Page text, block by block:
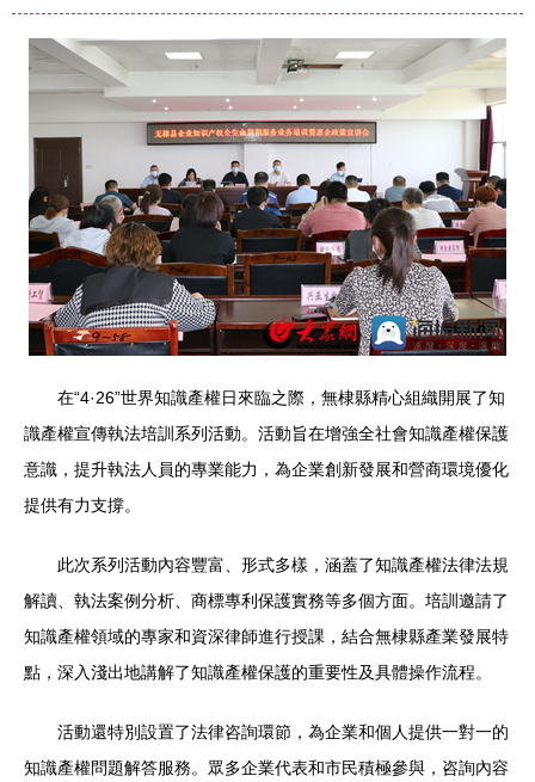
在“4·26”世界知識產權日來臨之際，無棣縣精心組織開展了知
識產權宣傳執法培訓系列活動。活動旨在增強全社會知識產權保護
意識，提升執法人員的專業能力，為企業創新發展和營商環境優化
提供有力支撐。
此次系列活動內容豐富、形式多樣，涵蓋了知識產權法律法規
解讀、執法案例分析、商標專利保護實務等多個方面。培訓邀請了
知識產權領域的專家和資深律師進行授課，結合無棣縣產業發展特
點，深入淺出地講解了知識產權保護的重要性及具體操作流程。
活動還特別設置了法律咨詢環節，為企業和個人提供一對一的
知識產權問題解答服務。眾多企業代表和市民積極參與，咨詢內容